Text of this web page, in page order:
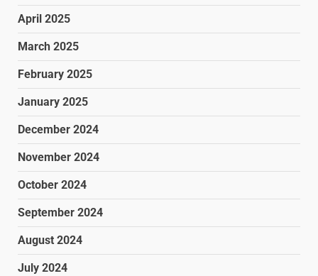
April 2025
March 2025
February 2025
January 2025
December 2024
November 2024
October 2024
September 2024
August 2024
July 2024